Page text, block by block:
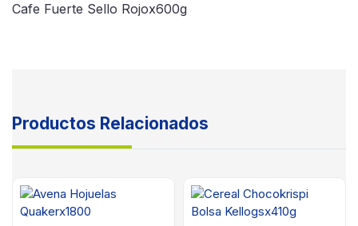
Cafe Fuerte Sello Rojox600g
Productos Relacionados